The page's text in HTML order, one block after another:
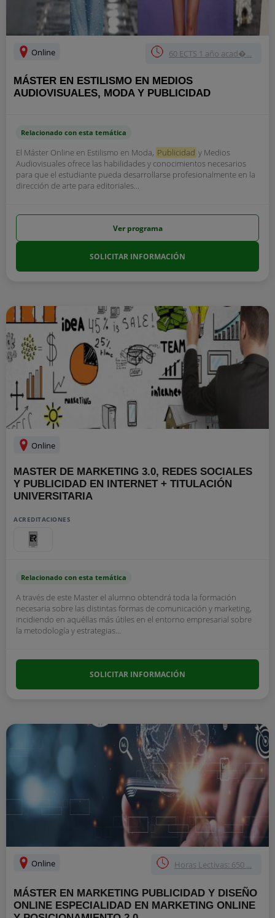
Online 60 ECTS 1 año acad�...
MÁSTER EN ESTILISMO EN MEDIOS
AUDIOVISUALES, MODA Y PUBLICIDAD
Relacionado con esta temática
El Máster Online en Estilismo en Moda, Publicidad y Medios
Audiovisuales ofrece las habilidades y conocimientos necesarios
para que el estudiante pueda desarrollarse profesionalmente en la
dirección de arte para editoriales...
Ver programa
SOLICITAR INFORMACIÓN
Online
MASTER DE MARKETING 3.0, REDES SOCIALES
Y PUBLICIDAD EN INTERNET + TITULACIÓN
UNIVERSITARIA
ACREDITACIONES
Relacionado con esta temática
A través de este Master el alumno obtendrá toda la formación
necesaria sobre las distintas formas de comunicación y marketing,
incidiendo en aquéllas más útiles en el entorno empresarial sobre
la metodología y estrategias...
SOLICITAR INFORMACIÓN
Online Horas Lectivas: 650 ...
MÁSTER EN MARKETING PUBLICIDAD Y DISEÑO
ONLINE ESPECIALIDAD EN MARKETING ONLINE